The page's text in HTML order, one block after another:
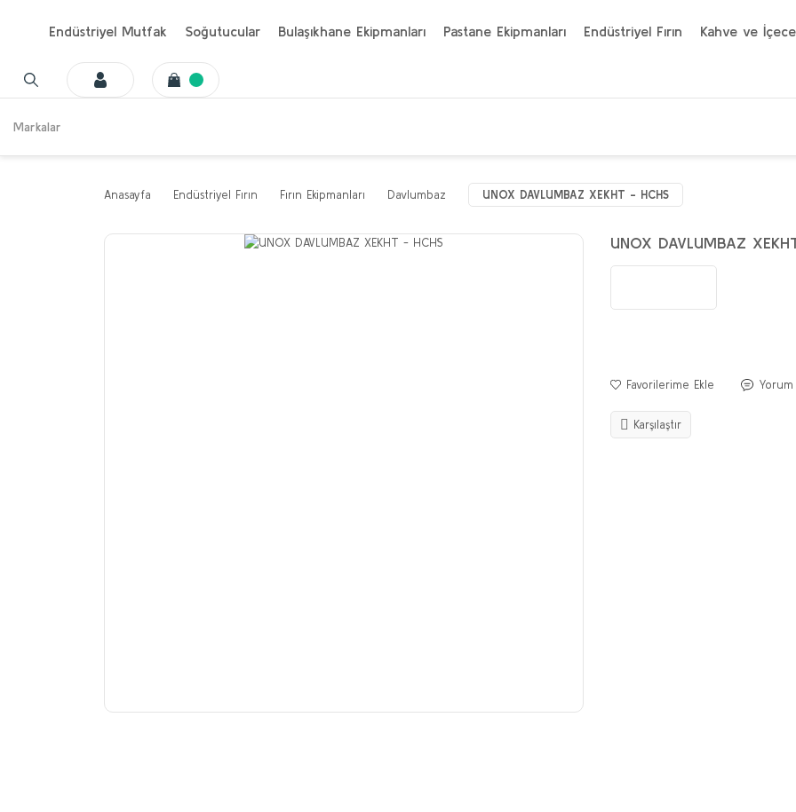
Endüstriyel Mutfak Soğutucular Bulaşıkhane Ekipmanları Pastane Ekipmanları Endüstriyel Fırın Kahve ve
Markalar
Anasayfa Endüstriyel Fırın Fırın Ekipmanları Davlumbaz UNOX DAVLUMBAZ XEKHT - HCHS
UNOX DAVLUMBAZ
Yorum
Karşılaştır